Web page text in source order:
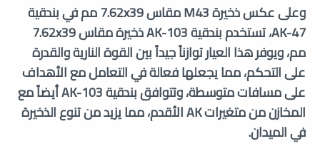
وعلى عكس ذخيرة M43 مقاس 7.62x39 مم في بندقية
AK-47، تستخدم بندقية AK-103 ذخيرة مقاس 7.62x39
مم، ويوفر هذا العيار توازناً جيداً بين القوة النارية والقدرة
على التحكم، مما يجعلها فعالة في التعامل مع الأهداف
على مسافات متوسطة، وتتوافق بندقية AK-103 أيضاً مع
المخازن من متغيرات AK الأقدم، مما يزيد من تنوع الذخيرة
في الميدان.